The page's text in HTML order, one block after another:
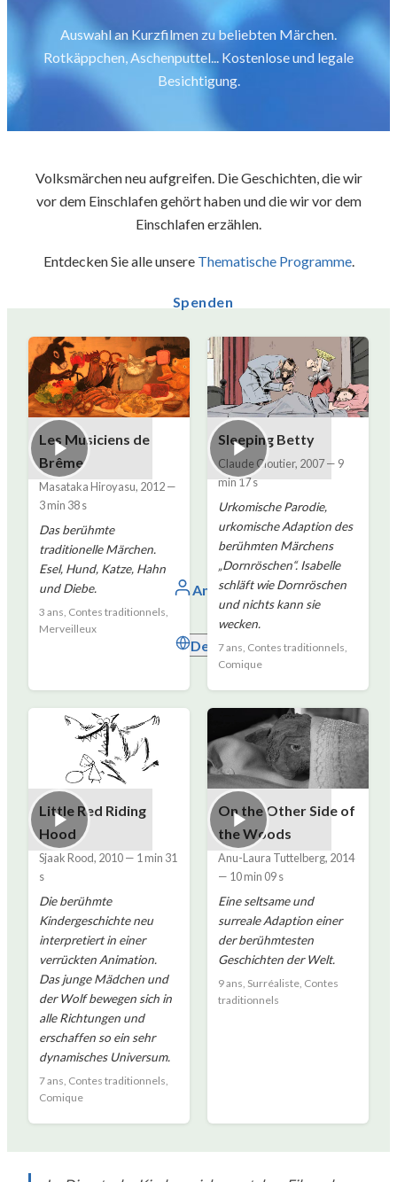
Spenden
Anmelden
Deutsch
Auswahl an Kurzfilmen zu beliebten Märchen.
Rotkäppchen, Aschenputtel... Kostenlose und legale
Besichtigung.
Volksmärchen neu aufgreifen. Die Geschichten, die wir
vor dem Einschlafen gehört haben und die wir vor dem
Einschlafen erzählen.
Entdecken Sie alle unsere Thematische Programme.
Les Musiciens de
Brême
Masataka Hiroyasu, 2012—
3 min 38 s
Das berühmte
traditionelle Märchen.
Esel, Hund, Katze, Hahn
und Diebe.
3 ans, Contes traditionnels,
Merveilleux
Sleeping Betty
Claude Cloutier, 2007— 9
min 17 s
Urkomische Parodie,
urkomische Adaption des
berühmten Märchens
„Dornröschen“. Isabelle
schläft wie Dornröschen
und nichts kann sie
wecken.
7 ans, Contes traditionnels,
Comique
Little Red Riding
Hood
Sjaak Rood, 2010— 1 min 31
s
Die berühmte
Kindergeschichte neu
interpretiert in einer
verrückten Animation.
Das junge Mädchen und
der Wolf bewegen sich in
alle Richtungen und
erschaffen so ein sehr
dynamisches Universum.
7 ans, Contes traditionnels,
Comique
On the Other Side of
the Woods
Anu-Laura Tuttelberg, 2014
— 10 min 09 s
Eine seltsame und
surreale Adaption einer
der berühmtesten
Geschichten der Welt.
9 ans, Surréaliste, Contes
traditionnels